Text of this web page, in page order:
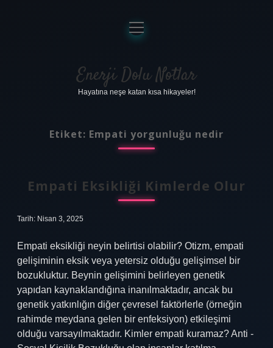
Anasayfa
Gizlilik Politikası
Yasal Uyarı
menüyü
aç
Enerji Dolu Notlar
Hayatına neşe katan kısa hikayeler!
Etiket: Empati yorgunluğu nedir
Empati Eksikliği Kimlerde Olur
Tarih: Nisan 3, 2025
Empati eksikliği neyin belirtisi olabilir? Otizm, empati
gelişiminin eksik veya yetersiz olduğu gelişimsel bir
bozukluktur. Beynin gelişimini belirleyen genetik
yapıdan kaynaklandığına inanılmaktadır, ancak bu
genetik yatkınlığın diğer çevresel faktörlerle (örneğin
rahimde meydana gelen bir enfeksiyon) etkileşimi
olduğu varsayılmaktadır. Kimler empati kuramaz? Anti -